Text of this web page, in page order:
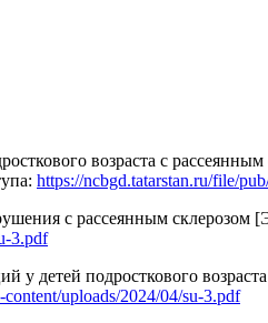
возраста с
https://ncbgd.tatarstan.ru/file/
с рассеянным
3.pdf
детей подросткового
uploads/2024/04/su-3.pdf